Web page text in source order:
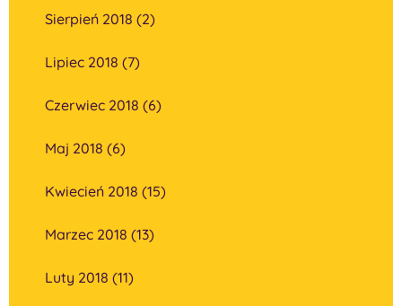
Sierpień 2018 (2)
Lipiec 2018 (7)
Czerwiec 2018 (6)
Maj 2018 (6)
Kwiecień 2018 (15)
Marzec 2018 (13)
Luty 2018 (11)